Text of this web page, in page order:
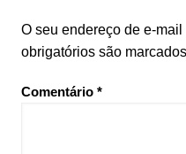
O seu endereço de e-
obrigatórios são
Comentário *